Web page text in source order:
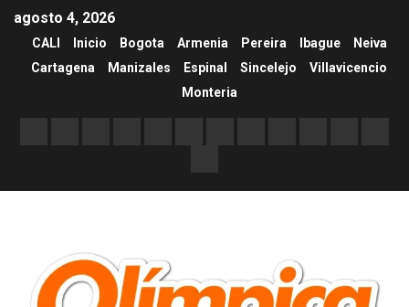
agosto 4, 2026
CALI Inicio Bogota Armenia Pereira Ibague
Neiva
Cartagena
Manizales Espinal Sincelejo
Villavicencio
Monteria